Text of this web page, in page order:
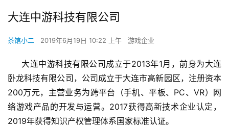
游
茶
原
大连中游科技有限公司
茶馆小二 2019年6月19日 10:22 上午 游戏企业
大连中游科技有限公司成立于2013年1月，前身为大连
卧龙科技有限公司，公司成立于大连市高新园区，注册资本
200万元，主营业务为跨平台（手机、平板、PC、VR）网
络游戏产品的开发与运营。2017获得高新技术企业认定，
2019年获得知识产权管理体系国家标准认证。